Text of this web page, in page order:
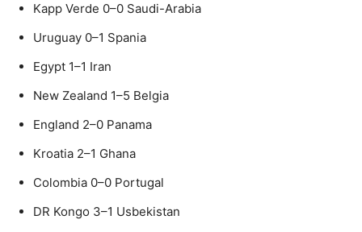
Kapp Verde 0–0 Saudi-Arabia
Uruguay 0–1 Spania
Egypt 1–1 Iran
New Zealand 1–5 Belgia
England 2–0 Panama
Kroatia 2–1 Ghana
Colombia 0–0 Portugal
DR Kongo 3–1 Usbekistan